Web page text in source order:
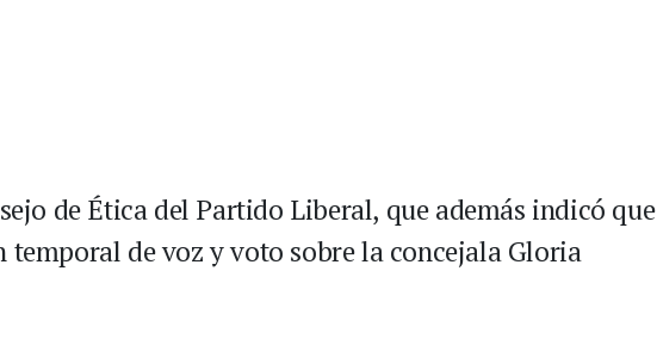
de Ética del Partido Liberal, que además indicó que
temporal de voz y voto sobre la concejala Gloria